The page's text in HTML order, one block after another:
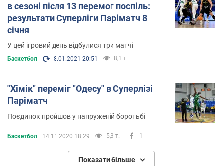
в сезоні після 13 перемог поспіль:
результати Суперліги Паріматч 8
січня
У цей ігровий день відбулися три матчі
Баскетбол 8.01.2021 20:51 8,1 т.
"Хімік" переміг "Одесу" в Суперлізі
Паріматч
Поєдинок пройшов у напруженій боротьбі
Баскетбол 14.11.2020 18:29 5,3 т. 1
Показати більше